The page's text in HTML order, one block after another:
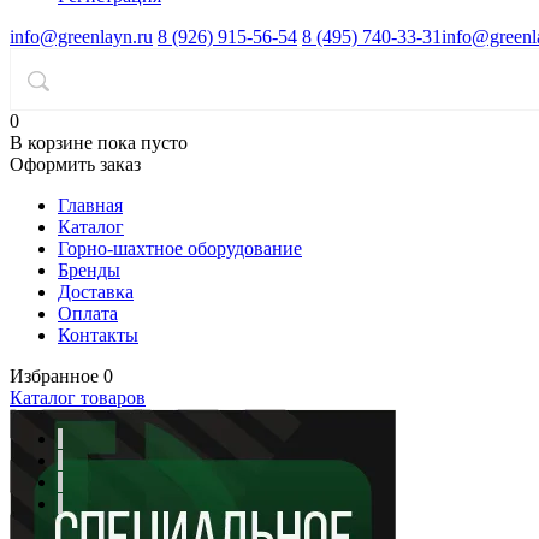
info@greenlayn.ru 8 (926) 915-56-54 8 (495) 740-33-31
0
В корзине пока пусто
Оформить заказ
Главная
Каталог
Горно-шахтное оборудование
Бренды
Доставка
Оплата
Контакты
Избранное 0
Каталог товаров